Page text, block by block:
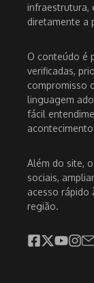
infraestrutura,
diretamente a
O conteúdo é
verificadas,
compromisso
linguagem
fácil
Além do site,
sociais,
acesso rápido
região.